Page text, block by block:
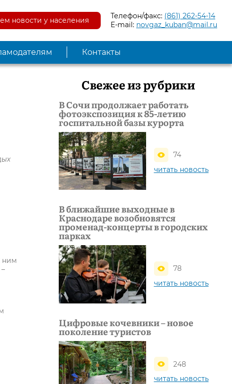
новости у населения Телефон/факс: (861) 262-54-14
E-mail: novgaz_kuban@mail.ru
Контакты
ним
Свежее из рубрики
В Сочи продолжает работать
фотоэкспозиция к 85-летию
госпитальной базы курорта
74
читать новость
В ближайшие выходные в
Краснодаре возобновятся
променад-концерты в городских
парках
78
читать новость
Цифровые кочевники – новое
поколение туристов
248
читать новость